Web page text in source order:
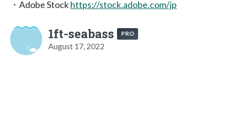
・Adobe Stockhttps://stock.adobe.com/jp
1ft-seabass PRO
August 17, 2022